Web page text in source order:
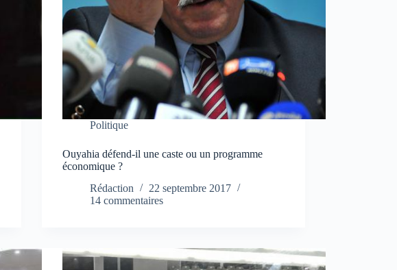
Politique
Ouyahia défend-il une caste ou un programme
économique ?
Rédaction
22 septembre 2017
14 commentaires